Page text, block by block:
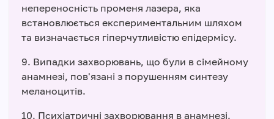
непереносність променя лазера, яка
встановлюється експериментальним шляхом
та визначається гіперчутливістю епідермісу.
9. Випадки захворювань, що були в сімейному
анамнезі, пов'язані з порушенням синтезу
меланоцитів.
10. Психіатричні захворювання в анамнезі.